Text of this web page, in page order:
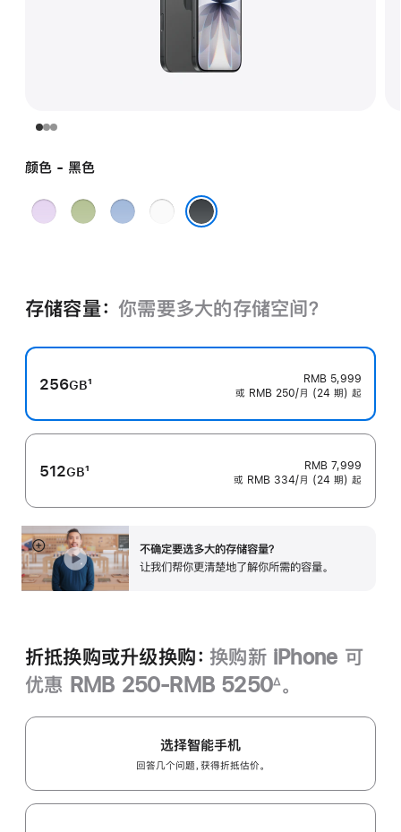
颜色 - 黑色
薰
色
鼠
色
青
白
存储容量： 你需要多大的存储空⁠间？
256GB
注
1
RMB 5,999
或 RMB 250/月 (24 期) 起
512GB
注
1
RMB 7,999
或 RMB 334/月 (24 期) 起
不确定要选多大的存储容量？
让我们帮你更清楚地了解你所需的容‍量‍。
展
开
折抵换购或升级换购： 换购新 iPhone 可
优惠 RMB 250-RMB 5250
注
∆。
选择智能手机
回答几个问题，获得折抵估价。